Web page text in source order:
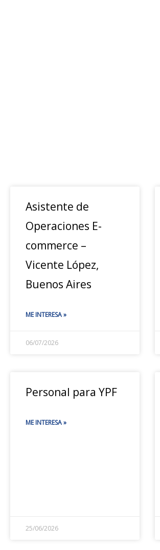
Asistente de
Operaciones E-
commerce –
Vicente López,
Buenos Aires
ME INTERESA »
06/07/2026
Personal para YPF
ME INTERESA »
25/06/2026